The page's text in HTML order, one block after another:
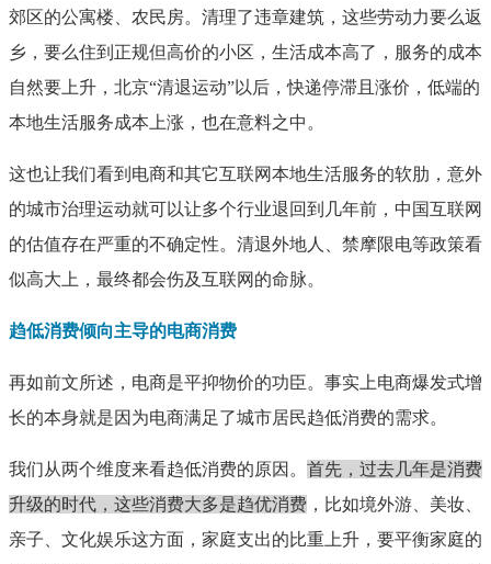
郊区的公寓楼、农民房。清理了违章建筑，这些劳动力要么返
乡，要么住到正规但高价的小区，生活成本高了，服务的成本
自然要上升，北京“清退运动”以后，快递停滞且涨价，低端的
本地生活服务成本上涨，也在意料之中。
这也让我们看到电商和其它互联网本地生活服务的软肋，意外
的城市治理运动就可以让多个行业退回到几年前，中国互联网
的估值存在严重的不确定性。清退外地人、禁摩限电等政策看
似高大上，最终都会伤及互联网的命脉。
趋低消费倾向主导的电商消费
再如前文所述，电商是平抑物价的功臣。事实上电商爆发式增
长的本身就是因为电商满足了城市居民趋低消费的需求。
我们从两个维度来看趋低消费的原因。 首先，过去几年是消费
升级的时代，这些消费大多是趋优消费 ，比如境外游、美妆、
亲子、文化娱乐这方面，家庭支出的比重上升，要平衡家庭的